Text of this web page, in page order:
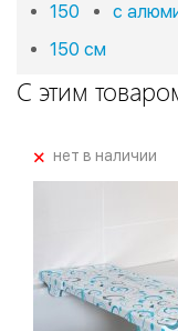
150 с
150 см
С этим
+нет в наличии